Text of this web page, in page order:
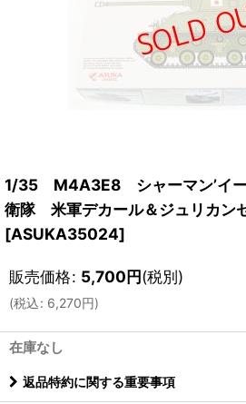
1/35 M4A3E8 シャーマン’イー
衛隊 米軍デカール＆ジュリカン
[ASUKA35024]
販売価格: 5,700円(税別)
(税込: 6,270円)
在庫なし
返品特約に関する重要事項